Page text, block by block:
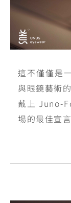
這不僅僅是
與眼鏡藝術
戴上 Juno-
場的最佳宣